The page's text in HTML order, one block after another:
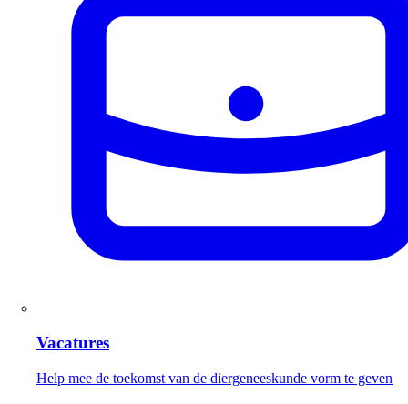
Vacatures
Help mee de toekomst van de diergeneeskunde vorm te geven